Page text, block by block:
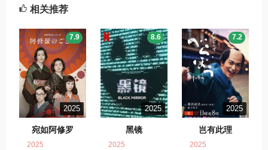
相关推荐
2025
宛如阿修罗
7.9
2025
2025
黑镜
8.6
2025
2025
岂有此理
7.2
2025